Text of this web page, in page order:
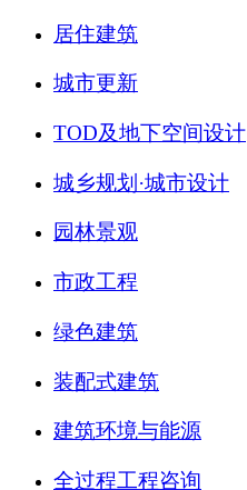
居住建筑
城市更新
TOD及地下空间设计
城乡规划·城市设计
园林景观
市政工程
绿色建筑
装配式建筑
建筑环境与能源
全过程工程咨询